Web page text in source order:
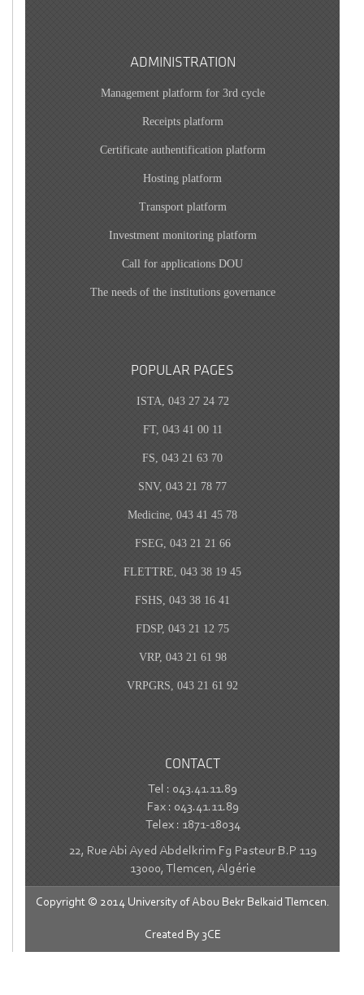
ADMINISTRATION
Management platform for 3rd cycle
Receipts platform
Certificate authentification platform
Hosting platform
Transport platform
Investment monitoring platform
Call for applications DOU
The needs of the institutions governance
POPULAR PAGES
ISTA, 043 27 24 72
FT, 043 41 00 11
FS, 043 21 63 70
SNV, 043 21 78 77
Medicine, 043 41 45 78
FSEG, 043 21 21 66
FLETTRE, 043 38 19 45
FSHS, 043 38 16 41
FDSP, 043 21 12 75
VRP, 043 21 61 98
VRPGRS, 043 21 61 92
CONTACT
Tel : 043.41.11.89
Fax : 043.41.11.89
Telex : 1871-18034
22, Rue Abi Ayed Abdelkrim Fg Pasteur B.P 119
13000, Tlemcen, Algérie
Copyright © 2014 University of Abou Bekr Belkaid Tlemcen.
Created By 3CE